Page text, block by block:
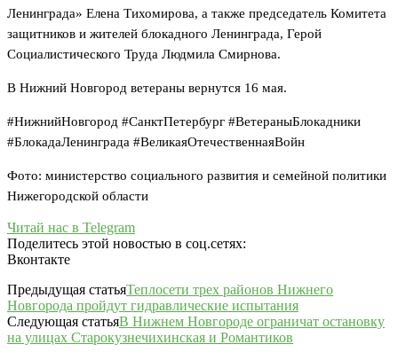
Ленинграда» Елена Тихомирова, а также председатель Комитета
защитников и жителей блокадного Ленинграда, Герой
Социалистического Труда Людмила Смирнова.
В Нижний Новгород ветераны вернутся 16 мая.
#НижнийНовгород #СанктПетербург #ВетераныБлокадники
#БлокадаЛенинграда #ВеликаяОтечественнаяВойн
Фото: министерство социального развития и семейной политики
Нижегородской области
Читай нас в Telegram
Поделитесь этой новостью в соц.сетях:
Вконтакте
Предыдущая статьяТеплосети трех районов Нижнего
Новгорода пройдут гидравлические испытания
Следующая статьяВ Нижнем Новгороде ограничат остановку
на улицах Старокузнечихинская и Романтиков